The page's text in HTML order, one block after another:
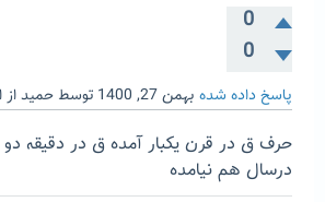
0
0
پاسخ داده شده بهمن 27, 1400 توسط حمید از
حرف ق در قرن یکبار آمده ق در دقیقه دو
درسال هم نیامده